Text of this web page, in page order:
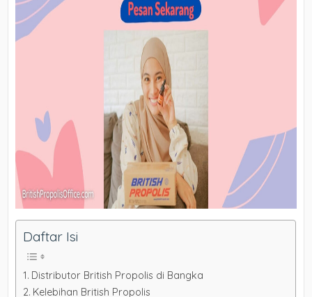
Daftar Isi
Distributor British Propolis di Bangka
Kelebihan British Propolis